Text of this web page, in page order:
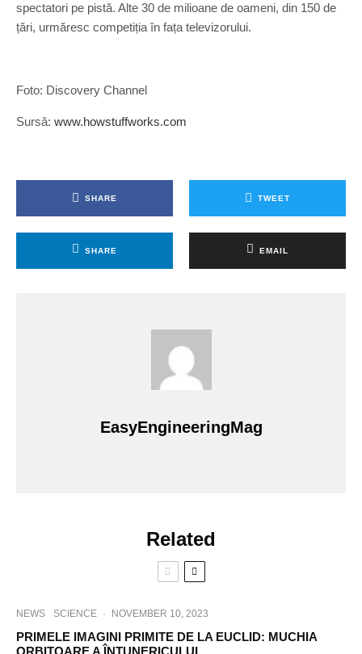
spectatori pe pistă. Alte 30 de milioane de oameni, din 150 de
țări, urmăresc competiția în fața televizorului.
Foto: Discovery Channel
Sursă: www.howstuffworks.com
SHARE TWEET
SHARE EMAIL
EasyEngineeringMag
Related
NEWS SCIENCE · NOVEMBER 10, 2023
PRIMELE IMAGINI PRIMITE DE LA EUCLID: MUCHIA
ORBITOARE A ÎNTUNERICULUI